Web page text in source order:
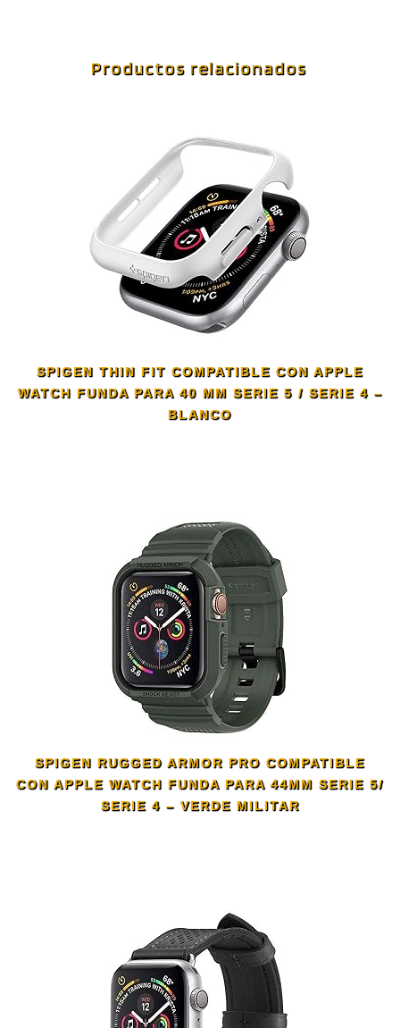
Productos relacionados
SPIGEN THIN FIT COMPATIBLE CON APPLE
WATCH FUNDA PARA 40 MM SERIE 5 / SERIE 4 –
BLANCO
SPIGEN RUGGED ARMOR PRO COMPATIBLE
CON APPLE WATCH FUNDA PARA 44MM SERIE 5/
SERIE 4 – VERDE MILITAR